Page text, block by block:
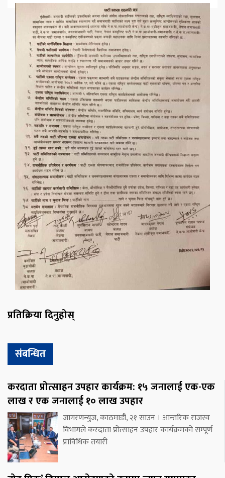
प्रतिक्रिया दिनुहोस्
संबन्धित
करदाता प्रोत्साहन उपहार कार्यक्रम: १५ जनालाई एक-एक
लाख र एक जनालाई १० लाख उपहार
जागरणन्युज, काठमाडौं, २१ साउन । आन्तरिक राजस्व
विभागले करदाता प्रोत्साहन उपहार कार्यक्रमको सम्पूर्ण
प्राविधिक तयारी